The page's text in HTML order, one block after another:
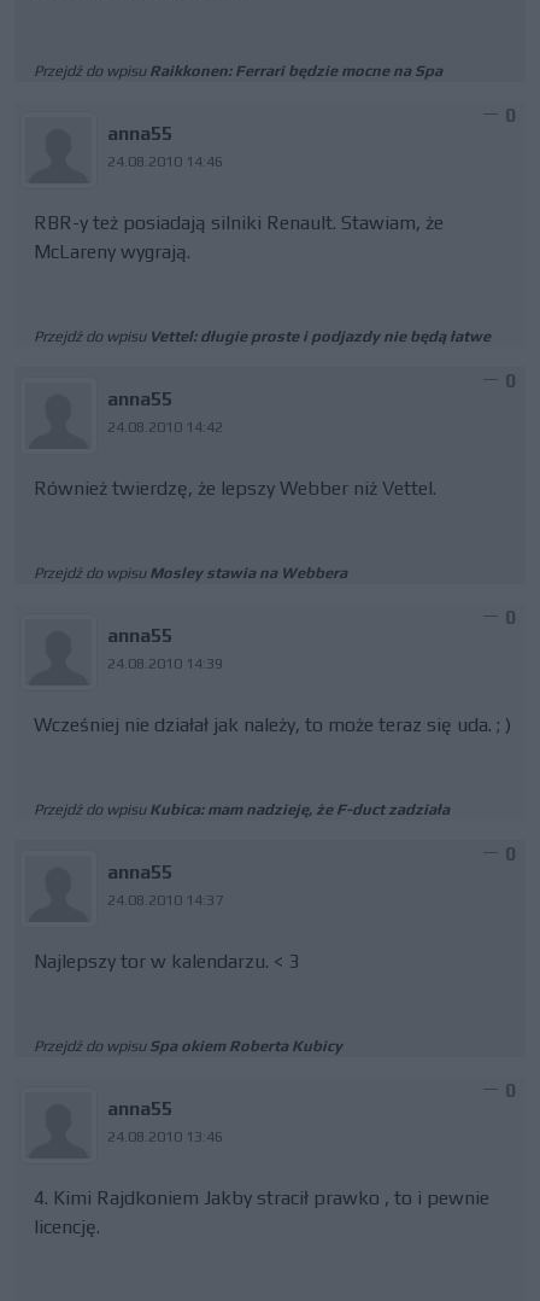
Przejdź do wpisu Raikkonen: Ferrari będzie mocne na Spa
anna55
24.08.2010 14:46
0
RBR-y też posiadają silniki Renault. Stawiam, że
McLareny wygrają.
Przejdź do wpisu Vettel: długie proste i podjazdy nie będą łatwe
anna55
24.08.2010 14:42
0
Również twierdzę, że lepszy Webber niż Vettel.
Przejdź do wpisu Mosley stawia na Webbera
anna55
24.08.2010 14:39
0
Wcześniej nie działał jak należy, to może teraz się uda. ; )
Przejdź do wpisu Kubica: mam nadzieję, że F-duct zadziała
anna55
24.08.2010 14:37
0
Najlepszy tor w kalendarzu. < 3
Przejdź do wpisu Spa okiem Roberta Kubicy
anna55
24.08.2010 13:46
0
4. Kimi Rajdkoniem Jakby stracił prawko , to i pewnie
licencję.